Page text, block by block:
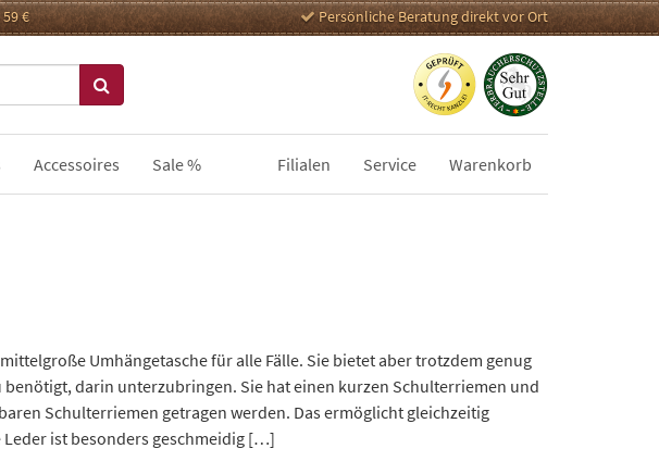
€ Persönliche Beratung direkt vor Ort
Accessoires Sale % Filialen Service Warenkorb
Umhängetasche für alle Fälle. Sie bietet aber trotzdem genug
benötigt, darin unterzubringen. Sie hat einen kurzen Schulterriemen und
Schulterriemen getragen werden. Das ermöglicht gleichzeitig
Leder ist besonders geschmeidig […]